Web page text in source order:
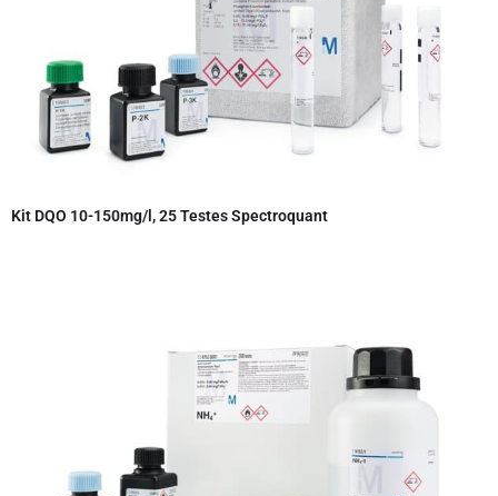
Kit DQO 10-150mg/l, 25 Testes Spectroquant